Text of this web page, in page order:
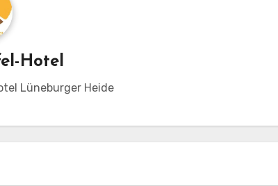
Hotel
Lüneburger Heide